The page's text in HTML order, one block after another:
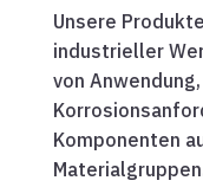
Unsere
industrieller
von
Komponenten